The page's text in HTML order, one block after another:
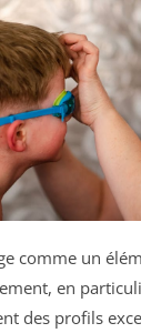
comme un
en
des profils